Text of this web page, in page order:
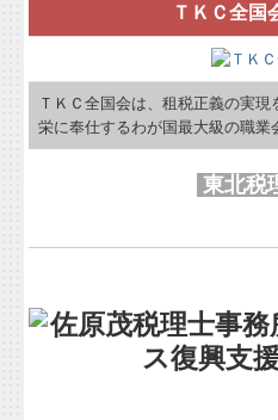
ＴＫＣ全国
ＴＫＣ全国会は、租税正義の実
栄に奉仕するわが国最大級の職業
東北税